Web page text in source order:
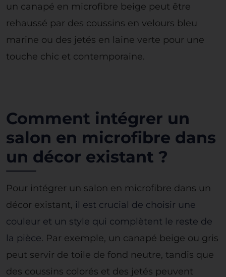
un canapé en microfibre beige peut être
rehaussé par des coussins en velours bleu
marine ou des jetés en laine verte pour une
touche chic et contemporaine.
Comment intégrer un
salon en microfibre dans
un décor existant ?
Pour intégrer un salon en microfibre dans un
décor existant, il est crucial de choisir une
couleur et un style qui complètent le reste de
la pièce. Par exemple, un canapé beige ou gris
peut servir de toile de fond neutre, tandis que
des coussins colorés et des jetés peuvent